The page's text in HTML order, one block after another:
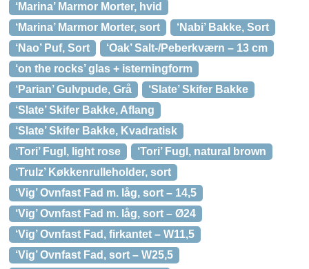
‘Marina’ Marmor Morter, hvid
‘Marina’ Marmor Morter, sort
‘Nabi’ Bakke, Sort
‘Nao’ Puf, Sort
‘Oak’ Salt-/Peberkværn – 13 cm
‘on the rocks’ glas + isterningform
‘Parian’ Gulvpude, Grå
‘Slate’ Skifer Bakke
‘Slate’ Skifer Bakke, Aflang
‘Slate’ Skifer Bakke, Kvadratisk
‘Tori’ Fugl, light rose
‘Tori’ Fugl, natural brown
‘Trulz’ Køkkenrulleholder, sort
‘Vig’ Ovnfast Fad m. låg, sort – 14,5
‘Vig’ Ovnfast Fad m. låg, sort – Ø24
‘Vig’ Ovnfast Fad, firkantet – W11,5
‘Vig’ Ovnfast Fad, sort – W25,5